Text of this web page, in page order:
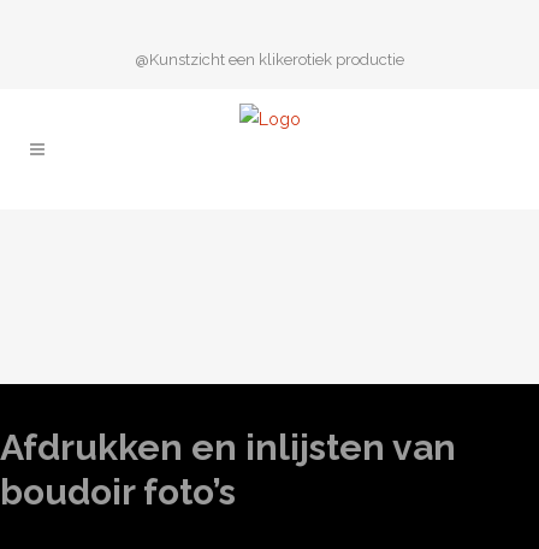
@Kunstzicht een klikerotiek productie
Afdrukken en inlijsten van
boudoir foto’s